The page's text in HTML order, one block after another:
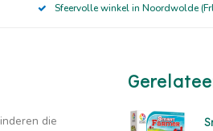
Sfeervolle winkel in Noordwolde
die